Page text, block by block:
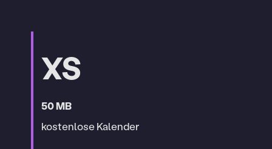
XS
50 MB
kostenlose Kalender